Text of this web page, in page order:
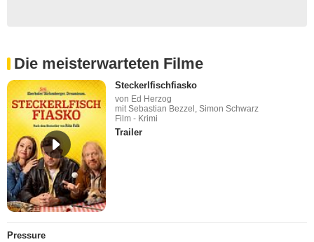
Die meisterwarteten Filme
Steckerlfischfiasko
von Ed Herzog
mit Sebastian Bezzel, Simon Schwarz
Film - Krimi
Trailer
Pressure